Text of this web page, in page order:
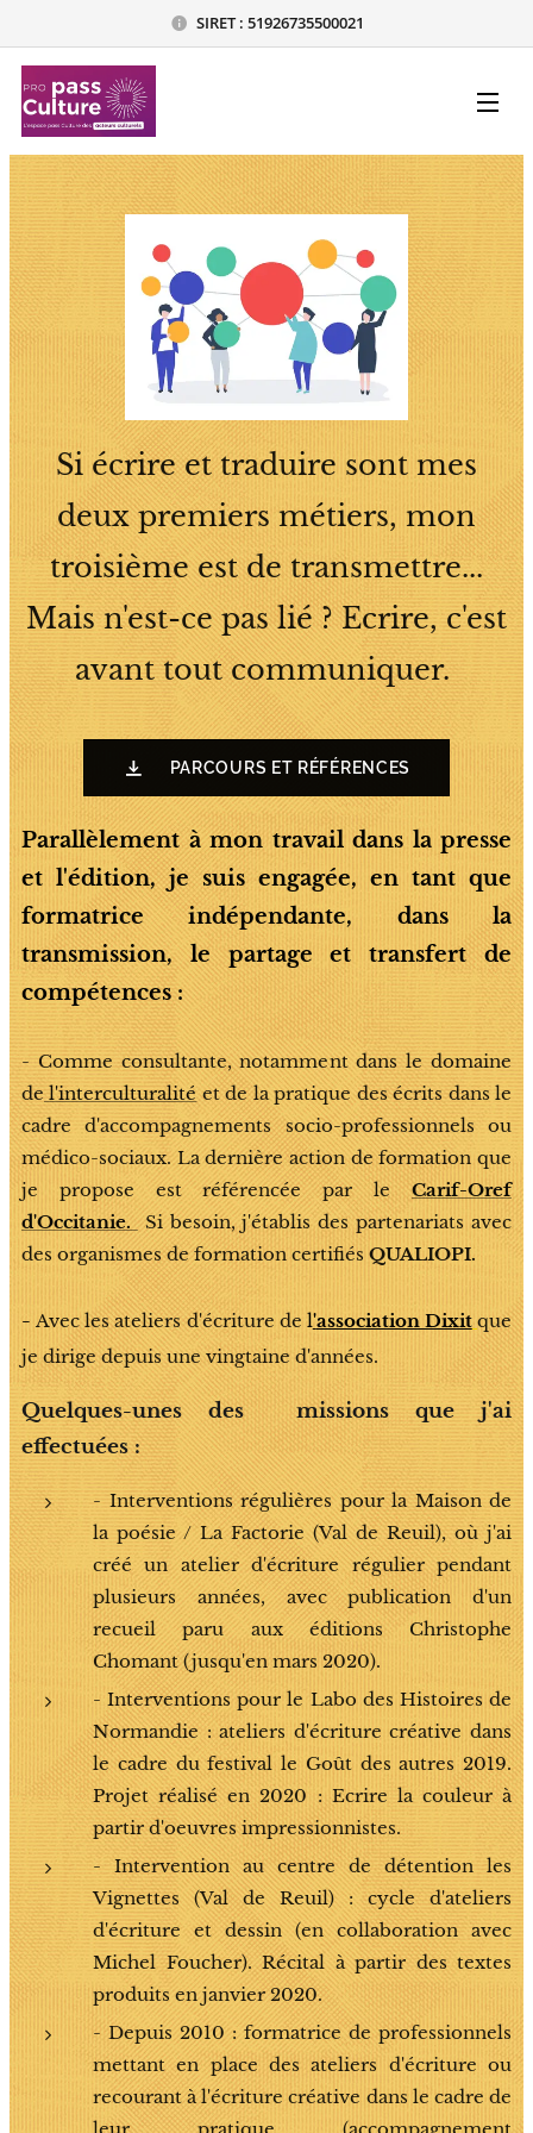
SIRET : 51926735500021
Si écrire et traduire sont mes
deux premiers métiers, mon
troisième est de transmettre...
Mais n'est-ce pas lié ? Ecrire, c'est
avant tout communiquer.
PARCOURS ET RÉFÉRENCES
Parallèlement à mon travail dans la presse
et l'édition, je suis engagée, en tant que
formatrice indépendante, dans la
transmission, le partage et transfert de
compétences :
- Comme consultante, notamment dans le domaine
de l'interculturalitéet de la pratique des écrits dans le
cadre d'accompagnements socio-professionnels ou
médico-sociaux. La dernière action de formation que
je propose est référencée par leCarif-Oref
d'Occitanie.Si besoin, j'établis des partenariats avec
des organismes de formation certifiés QUALIOPI.
- Avec les ateliers d'écriture de l'association Dixit que
je dirige depuis une vingtaine d'années.
Quelques-unes des missions que j'ai
effectuées :
- Interventions régulières pour la Maison de
la poésie / La Factorie (Val de Reuil), où j'ai
créé un atelier d'écriture régulier pendant
plusieurs années, avec publication d'un
recueil paru aux éditions Christophe
Chomant (jusqu'en mars 2020).
- Interventions pour le Labo des Histoires de
Normandie : ateliers d'écriture créative dans
le cadre du festival le Goût des autres 2019.
Projet réalisé en 2020 : Ecrire la couleur à
partir d'oeuvres impressionnistes.
- Intervention au centre de détention les
Vignettes (Val de Reuil) : cycle d'ateliers
d'écriture et dessin (en collaboration avec
Michel Foucher). Récital à partir des textes
produits en janvier 2020.
- Depuis 2010 : formatrice de professionnels
mettant en place des ateliers d'écriture ou
recourant à l'écriture créative dans le cadre de